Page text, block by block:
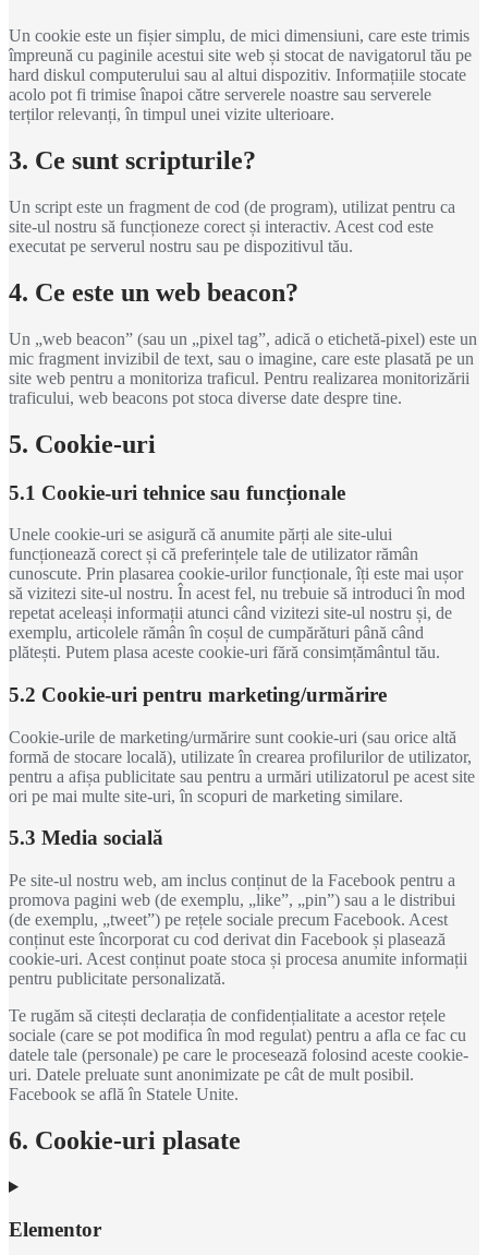
Un cookie este un fișier simplu, de mici dimensiuni, care este trimis
împreună cu paginile acestui site web și stocat de navigatorul tău pe
hard diskul computerului sau al altui dispozitiv. Informațiile stocate
acolo pot fi trimise înapoi către serverele noastre sau serverele
terților relevanți, în timpul unei vizite ulterioare.
3. Ce sunt scripturile?
Un script este un fragment de cod (de program), utilizat pentru ca
site-ul nostru să funcționeze corect și interactiv. Acest cod este
executat pe serverul nostru sau pe dispozitivul tău.
4. Ce este un web beacon?
Un „web beacon” (sau un „pixel tag”, adică o etichetă-pixel) este un
mic fragment invizibil de text, sau o imagine, care este plasată pe un
site web pentru a monitoriza traficul. Pentru realizarea monitorizării
traficului, web beacons pot stoca diverse date despre tine.
5. Cookie-uri
5.1 Cookie-uri tehnice sau funcționale
Unele cookie-uri se asigură că anumite părți ale site-ului
funcționează corect și că preferințele tale de utilizator rămân
cunoscute. Prin plasarea cookie-urilor funcționale, îți este mai ușor
să vizitezi site-ul nostru. În acest fel, nu trebuie să introduci în mod
repetat aceleași informații atunci când vizitezi site-ul nostru și, de
exemplu, articolele rămân în coșul de cumpărături până când
plătești. Putem plasa aceste cookie-uri fără consimțământul tău.
5.2 Cookie-uri pentru marketing/urmărire
Cookie-urile de marketing/urmărire sunt cookie-uri (sau orice altă
formă de stocare locală), utilizate în crearea profilurilor de utilizator,
pentru a afișa publicitate sau pentru a urmări utilizatorul pe acest site
ori pe mai multe site-uri, în scopuri de marketing similare.
5.3 Media socială
Pe site-ul nostru web, am inclus conținut de la Facebook pentru a
promova pagini web (de exemplu, „like”, „pin”) sau a le distribui
(de exemplu, „tweet”) pe rețele sociale precum Facebook. Acest
conținut este încorporat cu cod derivat din Facebook și plasează
cookie-uri. Acest conținut poate stoca și procesa anumite informații
pentru publicitate personalizată.
Te rugăm să citești declarația de confidențialitate a acestor rețele
sociale (care se pot modifica în mod regulat) pentru a afla ce fac cu
datele tale (personale) pe care le procesează folosind aceste cookie-
uri. Datele preluate sunt anonimizate pe cât de mult posibil.
Facebook se află în Statele Unite.
6. Cookie-uri plasate
Elementor